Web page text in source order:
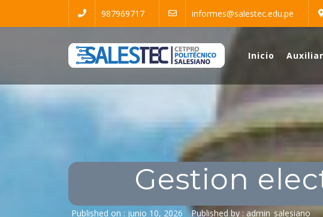
987969717 informes@salestec.edu.pe
Salestec Inicio
Gestion
Published on : junio 10, 2026 Published by : admin_salesiano